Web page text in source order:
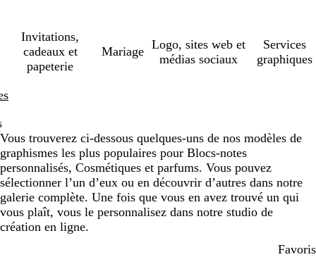
Invitations,
cadeaux et
papeterie
Mariage
Logo, sites web et
médias sociaux
Services
graphiques
Vous trouverez ci-dessous quelques-uns de nos modèles de
graphismes les plus populaires pour Blocs-notes
personnalisés, Cosmétiques et parfums. Vous pouvez
sélectionner l’un d’eux ou en découvrir d’autres dans notre
galerie complète. Une fois que vous en avez trouvé un qui
vous plaît, vous le personnalisez dans notre studio de
création en ligne.
Favoris